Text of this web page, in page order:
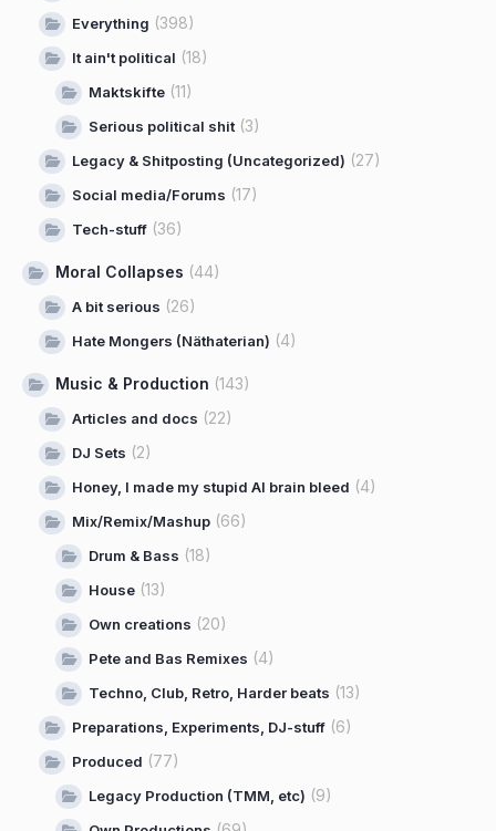
Everything (398)
It ain't political (18)
Maktskifte (11)
Serious political shit(3)
Legacy & Shitposting (Uncategorized) (27)
Social media/Forums (17)
Tech-stuff (36)
Moral Collapses (44)
A bit serious (26)
Hate Mongers (Näthaterian) (4)
Music & Production (143)
Articles and docs (22)
DJ Sets (2)
Honey, I made my stupid AI brain bleed (4)
Mix/Remix/Mashup (66)
Drum & Bass (18)
House (13)
Own creations (20)
Pete and Bas Remixes (4)
Techno, Club, Retro, Harder beats (13)
Preparations, Experiments, DJ-stuff (6)
Produced (77)
Legacy Production (TMM, etc) (9)